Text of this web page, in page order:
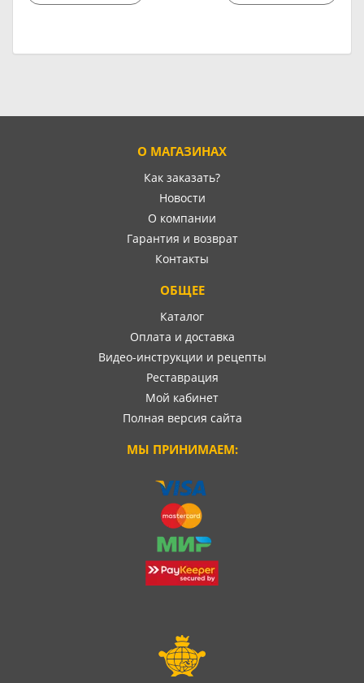
О МАГАЗИНАХ
Как заказать?
Новости
О компании
Гарантия и возврат
Контакты
ОБЩЕЕ
Каталог
Оплата и доставка
Видео-инструкции и рецепты
Реставрация
Мой кабинет
Полная версия сайта
МЫ ПРИНИМАЕМ: